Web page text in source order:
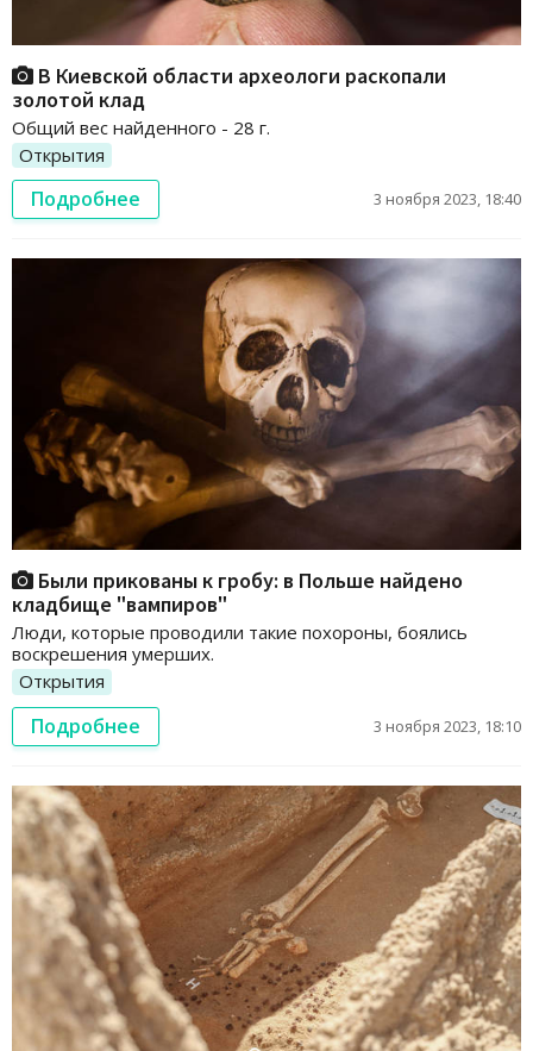
В Киевской области археологи раскопали
золотой клад
Общий вес найденного - 28 г.
Открытия
Подробнее 3 ноября 2023, 18:40
Были прикованы к гробу: в Польше найдено
кладбище "вампиров"
Люди, которые проводили такие похороны, боялись
воскрешения умерших.
Открытия
Подробнее 3 ноября 2023, 18:10